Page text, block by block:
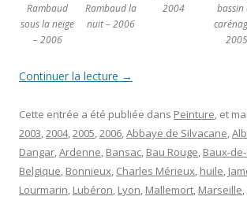
Rambaud
sous la neige
– 2006
Rambaud la
nuit – 2006
2004
bassin
2005
Continuer la lecture →
Cette entrée a été publiée dans Peinture, et
2003,2004,2005,2006,Abbaye de Silvacane,
Dangar,Ardenne, Bansac, Bau Rouge, Baux-
Belgique, Bonnieux, Charles Mérieux, huile,
Lourmarin, Lubéron, Lyon, Mallemort, Marseille,